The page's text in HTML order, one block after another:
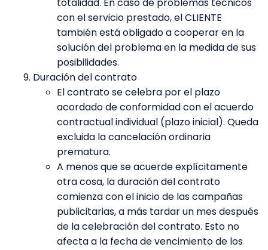
con el servicio prestado, el CLIENTE
también está obligado a cooperar en la
solución del problema en la medida de sus
posibilidades.
Duración del contrato
El contrato se celebra por el plazo
acordado de conformidad con el acuerdo
contractual individual (plazo inicial). Queda
excluida la cancelación ordinaria
prematura.
A menos que se acuerde explícitamente
otra cosa, la duración del contrato
comienza con el inicio de las campañas
publicitarias, a más tardar un mes después
de la celebración del contrato. Esto no
afecta a la fecha de vencimiento de los